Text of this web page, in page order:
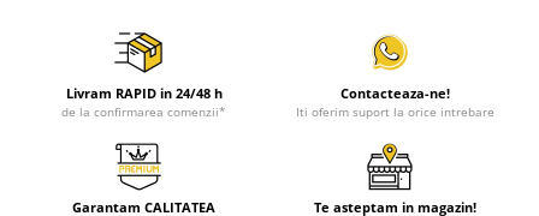
Livram RAPID in 24/48 h
de la confirmarea comenzii*
Contacteaza-ne!
Iti oferim suport la orice intrebare
Garantam CALITATEA Te asteptam in magazin!